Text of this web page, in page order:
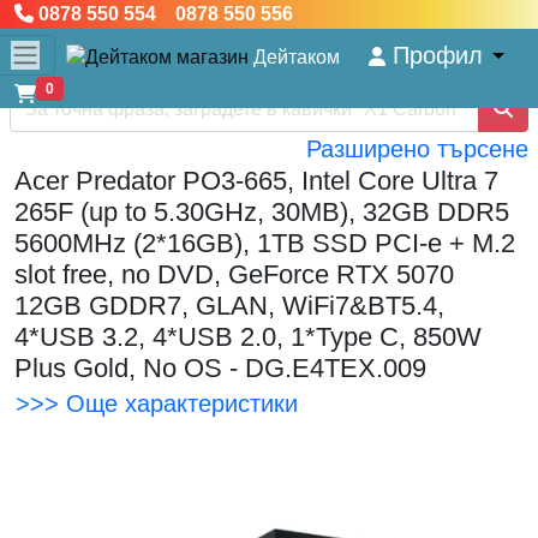
0878 550 554 0878 550 556
Дейтаком Профил
0
Разширено търсене
Acer Predator PO3-665, Intel Core Ultra 7
265F (up to 5.30GHz, 30MB), 32GB DDR5
5600MHz (2*16GB), 1TB SSD PCI-e + M.2
slot free, no DVD, GeForce RTX 5070
12GB GDDR7, GLAN, WiFi7&BT5.4,
4*USB 3.2, 4*USB 2.0, 1*Type C, 850W
Plus Gold, No OS - DG.E4TEX.009
>>> Още характеристики